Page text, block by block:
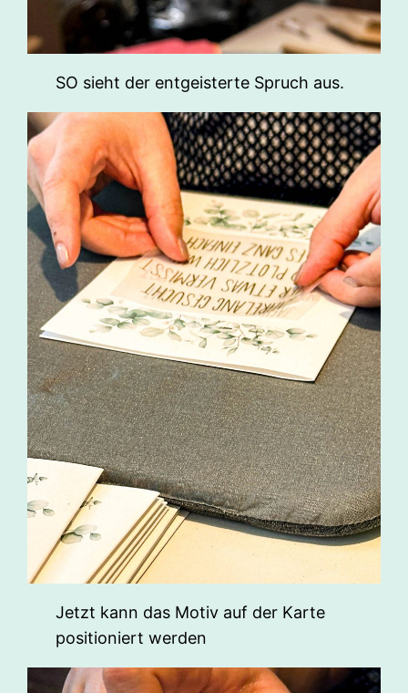
SO sieht der entgeisterte Spruch aus.
Jetzt kann das Motiv auf der Karte
positioniert werden